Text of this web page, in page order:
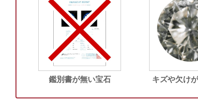
鑑別書が無い宝石 キズや欠け